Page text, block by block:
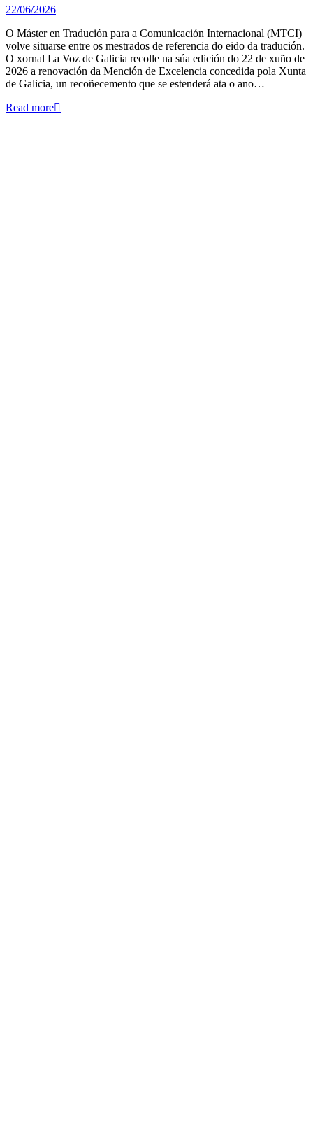
22/06/2026
O Máster en Tradución para a Comunicación Internacional (MTCI)
volve situarse entre os mestrados de referencia do eido da tradución.
O xornal La Voz de Galicia recolle na súa edición do 22 de xuño de
2026 a renovación da Mención de Excelencia concedida pola Xunta
de Galicia, un recoñecemento que se estenderá ata o ano…
Read more